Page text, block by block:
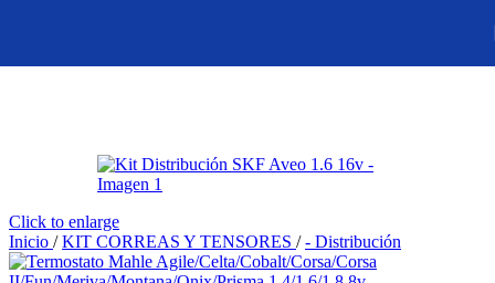
Click to enlarge
Inicio / KIT CORREAS Y TENSORES / - Distribución